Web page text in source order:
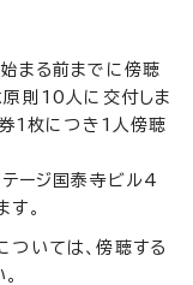
まる前までに傍聴
則10人に交付しま
券1枚につき1人傍聴
ージ国泰寺ビル4
。
ついては、傍聴する